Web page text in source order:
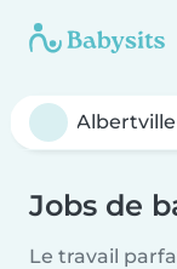
Jobs de
Le travail